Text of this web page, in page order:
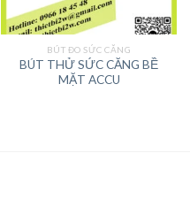
BÚT ĐO SỨC CĂNG
BÚT THỬ SỨC CĂNG BỀ
MẶT ACCU